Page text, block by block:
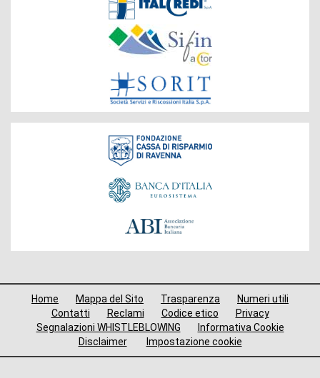
Fondazione
Menù
navigazione
Home Mappa del Sito Trasparenza
Numeri utili
Contatti
Reclami Codice etico
Privacy
Segnalazioni WHISTLEBLOWING
Informativa Cookie
Disclaimer
Impostazione cookie